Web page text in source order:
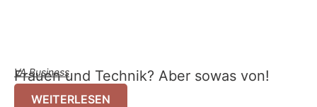
VA Business
Frauen und Technik? Aber sowas von!
WEITERLESEN